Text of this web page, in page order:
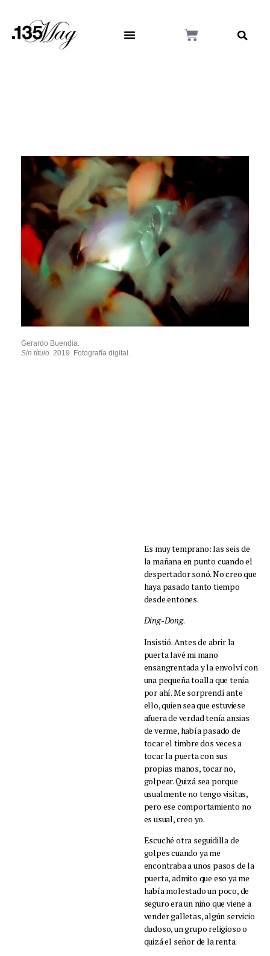
Gerardo Buendía.
Sin título. 2019. Fotografía digital.
Es muy temprano: las seis de
la mañana en punto cuando el
despertador sonó. No creo que
haya pasado tanto tiempo
desde entones.
Ding-Dong.
Insistió. Antes de abrir la
puerta lavé mi mano
ensangrentada y la envolví con
una pequeña toalla que tenía
por ahí. Me sorprendí ante
ello, quien sea que estuviese
afuera de verdad tenía ansias
de verme, había pasado de
tocar el timbre dos veces a
tocar la puerta con sus
propias manos, tocar no,
golpear. Quizá sea porque
usualmente no tengo visitas,
pero ese comportamiento no
es usual, creo yo.
Escuché otra seguidilla de
golpes cuando ya me
encontraba a unos pasos de la
puerta, admito que eso ya me
había molestado un poco, de
seguro era un niño que viene a
vender galletas, algún servicio
dudoso, un grupo religioso o
quizá el señor de la renta.